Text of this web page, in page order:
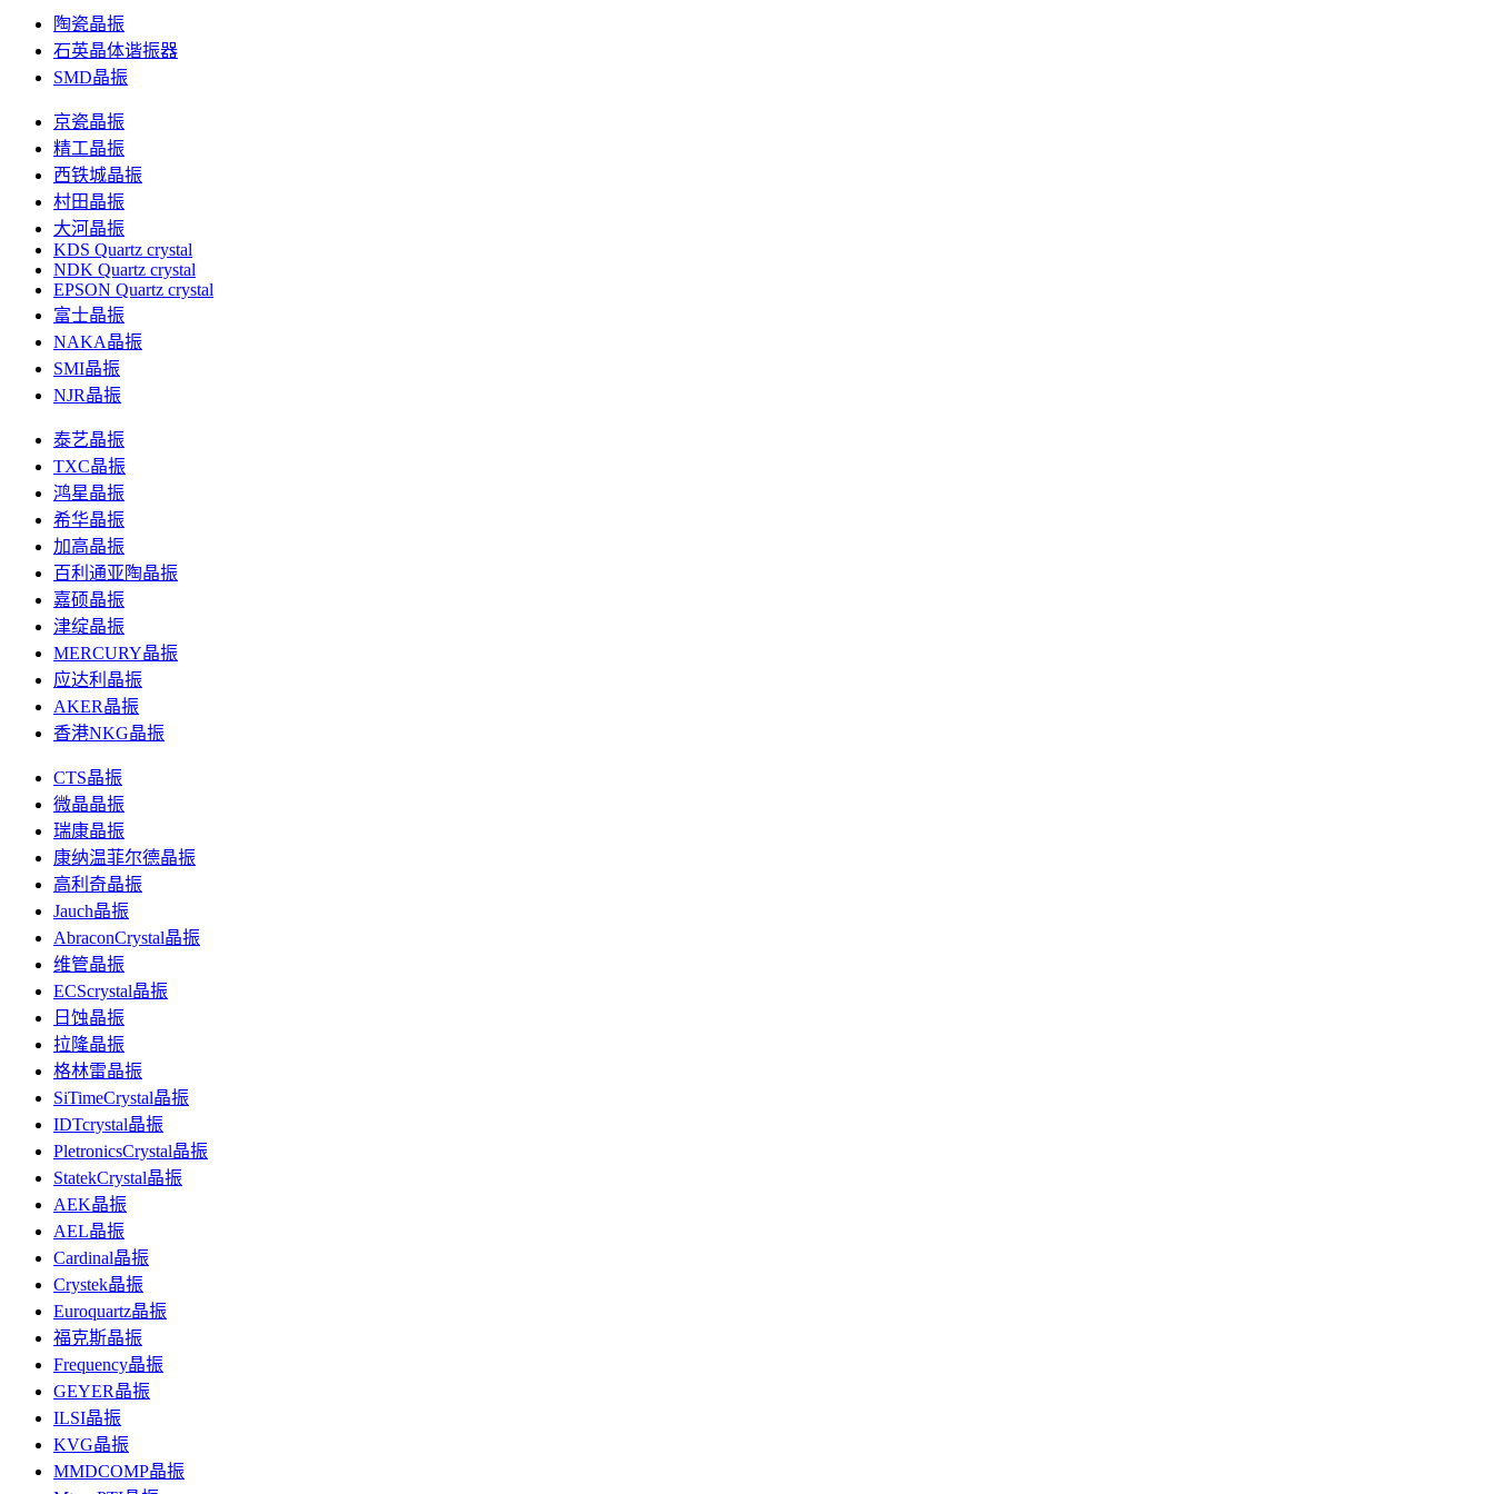
陶瓷晶振
石英晶体谐振器
SMD晶振
京瓷晶振
精工晶振
西铁城晶振
村田晶振
大河晶振
KDS Quartz crystal
NDK Quartz crystal
EPSON Quartz crystal
富士晶振
NAKA晶振
SMI晶振
NJR晶振
泰艺晶振
TXC晶振
鸿星晶振
希华晶振
加高晶振
百利通亚陶晶振
嘉硕晶振
津绽晶振
MERCURY晶振
应达利晶振
AKER晶振
香港NKG晶振
CTS晶振
微晶晶振
瑞康晶振
康纳温菲尔德晶振
高利奇晶振
Jauch晶振
AbraconCrystal晶振
维管晶振
ECScrystal晶振
日蚀晶振
拉隆晶振
格林雷晶振
SiTimeCrystal晶振
IDTcrystal晶振
PletronicsCrystal晶振
StatekCrystal晶振
AEK晶振
AEL晶振
Cardinal晶振
Crystek晶振
Euroquartz晶振
福克斯晶振
Frequency晶振
GEYER晶振
ILSI晶振
KVG晶振
MMDCOMP晶振